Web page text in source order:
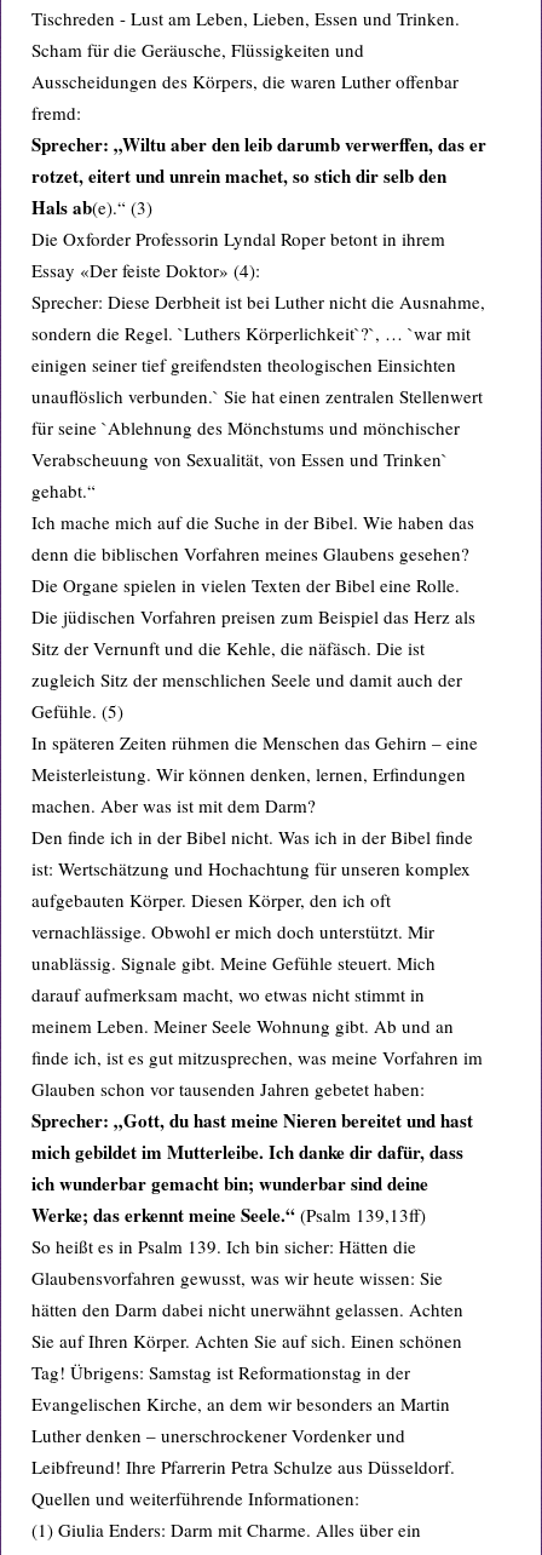
Tischreden - Lust am Leben, Lieben, Essen und Trinken.
Scham für die Geräusche, Flüssigkeiten und
Ausscheidungen des Körpers, die waren Luther offenbar
fremd:
Sprecher: „Wiltu aber den leib darumb verwerffen, das er
rotzet, eitert und unrein machet, so stich dir selb den
Hals ab(e).“ (3)
Die Oxforder Professorin Lyndal Roper betont in ihrem
Essay «Der feiste Doktor» (4):
Sprecher: Diese Derbheit ist bei Luther nicht die Ausnahme,
sondern die Regel. `Luthers Körperlichkeit`?`, … `war mit
einigen seiner tief greifendsten theologischen Einsichten
unauflöslich verbunden.` Sie hat einen zentralen Stellenwert
für seine `Ablehnung des Mönchstums und mönchischer
Verabscheuung von Sexualität, von Essen und Trinken`
gehabt.“
Ich mache mich auf die Suche in der Bibel. Wie haben das
denn die biblischen Vorfahren meines Glaubens gesehen?
Die Organe spielen in vielen Texten der Bibel eine Rolle.
Die jüdischen Vorfahren preisen zum Beispiel das Herz als
Sitz der Vernunft und die Kehle, die näfäsch. Die ist
zugleich Sitz der menschlichen Seele und damit auch der
Gefühle. (5)
In späteren Zeiten rühmen die Menschen das Gehirn – eine
Meisterleistung. Wir können denken, lernen, Erfindungen
machen. Aber was ist mit dem Darm?
Den finde ich in der Bibel nicht. Was ich in der Bibel finde
ist: Wertschätzung und Hochachtung für unseren komplex
aufgebauten Körper. Diesen Körper, den ich oft
vernachlässige. Obwohl er mich doch unterstützt. Mir
unablässig. Signale gibt. Meine Gefühle steuert. Mich
darauf aufmerksam macht, wo etwas nicht stimmt in
meinem Leben. Meiner Seele Wohnung gibt. Ab und an
finde ich, ist es gut mitzusprechen, was meine Vorfahren im
Glauben schon vor tausenden Jahren gebetet haben:
Sprecher: „Gott, du hast meine Nieren bereitet und hast
mich gebildet im Mutterleibe. Ich danke dir dafür, dass
ich wunderbar gemacht bin; wunderbar sind deine
Werke; das erkennt meine Seele.“ (Psalm 139,13ff)
So heißt es in Psalm 139. Ich bin sicher: Hätten die
Glaubensvorfahren gewusst, was wir heute wissen: Sie
hätten den Darm dabei nicht unerwähnt gelassen. Achten
Sie auf Ihren Körper. Achten Sie auf sich. Einen schönen
Tag! Übrigens: Samstag ist Reformationstag in der
Evangelischen Kirche, an dem wir besonders an Martin
Luther denken – unerschrockener Vordenker und
Leibfreund! Ihre Pfarrerin Petra Schulze aus Düsseldorf.
Quellen und weiterführende Informationen:
(1) Giulia Enders: Darm mit Charme. Alles über ein